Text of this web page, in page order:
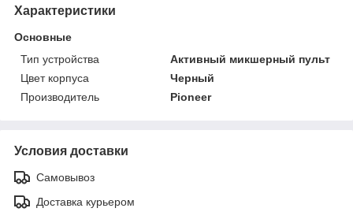
Характеристики
Основные
Тип устройства
Активный микшерный пульт
Цвет корпуса
Черный
Производитель
Pioneer
Условия доставки
Самовывоз
Доставка курьером